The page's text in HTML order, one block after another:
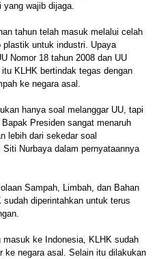
yang wajib dijaga.
tahun telah masuk melalui celah
untuk industri. Upaya
Nomor 18 tahun 2008 dan UU
KLHK bertindak tegas dengan
ke negara asal.
hanya soal melanggar UU, tapi
Presiden sangat menaruh
lebih dari sekedar soal
Nurbaya dalam pernyataannya
Sampah, Limbah, dan Bahan
diperintahkan untuk terus
ke Indonesia, KLHK sudah
ke negara asal. Selain itu dilakukan